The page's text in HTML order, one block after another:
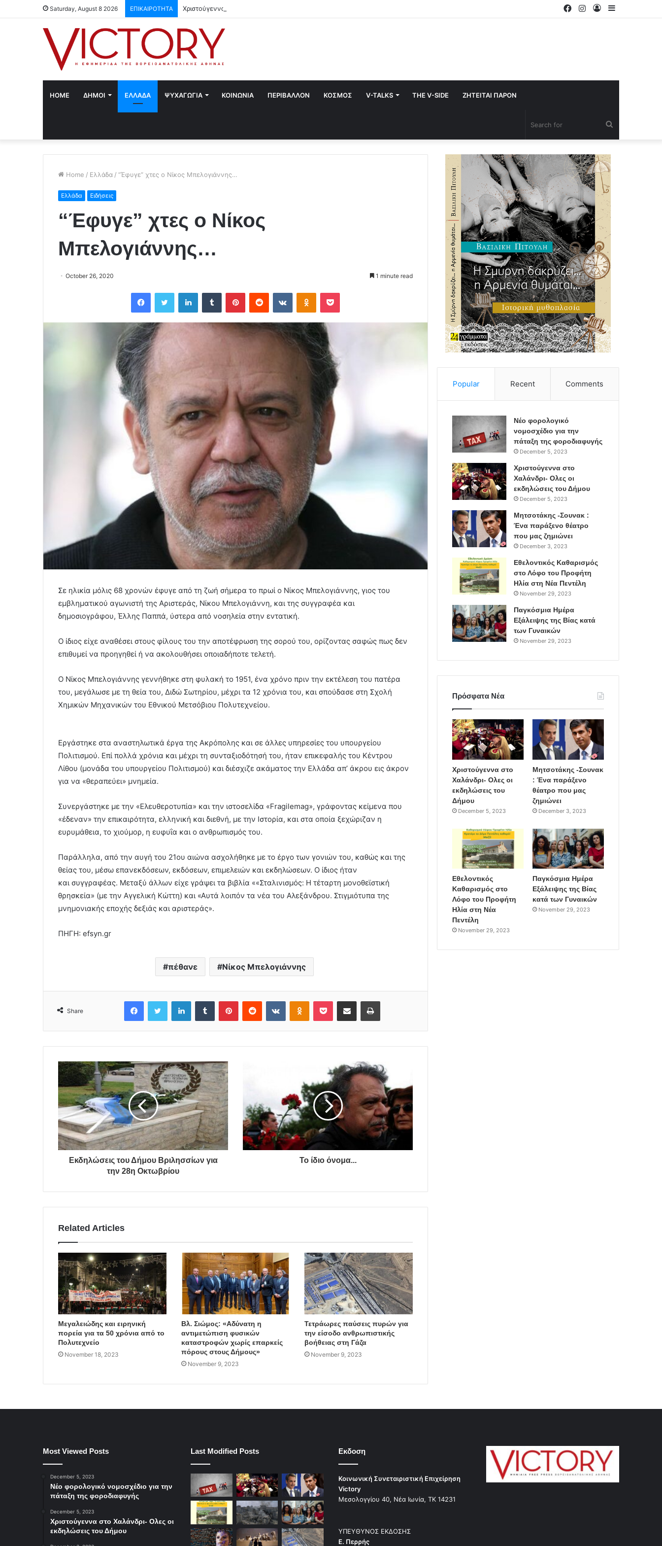
Saturday, August 8 2026 ΕΠΙΚΑΙΡΟΤΗΤΑ Χριστούγεννα στο Χαλάνδρι- Ολες οι εκδηλώσεις του Δήμου
Log
Instagram
Facebook
HOME ΔΗΜΟΙ ΕΛΛΑΔΑ ΨΥΧΑΓΩΓΙΑ ΚΟΙΝΩΝΙΑ ΠΕΡΙΒΑΛΛΟΝ ΚΟΣΜΟΣ V-TALKS THE V-SIDE ΖΗΤΕΙΤΑΙ ΠΑΡΟΝ
Home / Ελλάδα / “Έφυγε” χτες ο Νίκος Μπελογιάννης…
Ελλάδα Ειδήσεις
“Έφυγε” χτες ο Νίκος
Μπελογιάννης…
October 26, 2020 1 minute read
Σε ηλικία μόλις 68 χρονών έφυγε από τη ζωή σήμερα το πρωί ο Νίκος Μπελογιάννης, γιος του
εμβληματικού αγωνιστή της Αριστεράς, Νίκου Μπελογιάννη, και της συγγραφέα και
δημοσιογράφου, Έλλης Παππά, ύστερα από νοσηλεία στην εντατική.
Ο ίδιος είχε αναθέσει στους φίλους του την αποτέφρωση της σορού του, ορίζοντας σαφώς πως δεν
επιθυμεί να προηγηθεί ή να ακολουθήσει οποιαδήποτε τελετή.
Ο Νίκος Μπελογιάννης γεννήθηκε στη φυλακή το 1951, ένα χρόνο πριν την εκτέλεση του πατέρα
του, μεγάλωσε με τη θεία του, Διδώ Σωτηρίου, μέχρι τα 12 χρόνια του, και σπούδασε στη Σχολή
Χημικών Μηχανικών του Εθνικού Μετσόβιου Πολυτεχνείου.
Εργάστηκε στα αναστηλωτικά έργα της Ακρόπολης και σε άλλες υπηρεσίες του υπουργείου
Πολιτισμού. Επί πολλά χρόνια και μέχρι τη συνταξιοδότησή του, ήταν επικεφαλής του Κέντρου
Λίθου (μονάδα του υπουργείου Πολιτισμού) και διέσχιζε ακάματος την Ελλάδα απ’ άκρου εις άκρον
για να «θεραπεύει» μνημεία.
Συνεργάστηκε με την «Ελευθεροτυπία» και την ιστοσελίδα «Fragilemag», γράφοντας κείμενα που
«έδεναν» την επικαιρότητα, ελληνική και διεθνή, με την Ιστορία, και στα οποία ξεχώριζαν η
ευρυμάθεια, το χιούμορ, η ευφυΐα και ο ανθρωπισμός του.
Παράλληλα, από την αυγή του 21ου αιώνα ασχολήθηκε με το έργο των γονιών του, καθώς και της
θείας του, μέσω επανεκδόσεων, εκδόσεων, επιμελειών και εκδηλώσεων. Ο ίδιος ήταν
και συγγραφέας. Μεταξύ άλλων είχε γράψει τα βιβλία ««Σταλινισμός: Η τέταρτη μονοθεϊστική
θρησκεία» (με την Αγγελική Κώττη) και «Αυτά λοιπόν τα νέα του Αλεξάνδρου. Στιγμιότυπα της
μνημονιακής εποχής δεξιάς και αριστεράς».
ΠΗΓΗ: efsyn.gr
πέθανε Νίκος Μπελογιάννης
Share
Εκδηλώσεις του Δήμου Βριλησσίων για
την 28η Οκτωβρίου
Το ίδιο όνομα...
Related Articles
Μεγαλειώδης και ειρηνική
πορεία για τα 50 χρόνια από το
Πολυτεχνείο
November 18, 2023
Βλ. Σιώμος: «Αδύνατη η
αντιμετώπιση φυσικών
καταστροφών χωρίς επαρκείς
πόρους στους Δήμους»
November 9, 2023
Τετράωρες παύσεις πυρών για
την είσοδο ανθρωπιστικής
βοήθειας στη Γάζα
November 9, 2023
Popular Recent Comments
Νέο φορολογικό
νομοσχέδιο για την
πάταξη της φοροδιαφυγής
December 5, 2023
Χριστούγεννα στο
Χαλάνδρι- Ολες οι
εκδηλώσεις του Δήμου
December 5, 2023
Μητσοτάκης -Σουνακ :
Ένα παράξενο θέατρο
που μας ζημιώνει
December 3, 2023
Εθελοντικός Καθαρισμός
στο Λόφο του Προφήτη
Ηλία στη Νέα Πεντέλη
November 29, 2023
Παγκόσμια Ημέρα
Εξάλειψης της Βίας κατά
των Γυναικών
November 29, 2023
Πρόσφατα Νέα
Χριστούγεννα στο
Χαλάνδρι- Ολες οι
εκδηλώσεις του
Δήμου
December 5, 2023
Μητσοτάκης -Σουνακ
: Ένα παράξενο
θέατρο που μας
ζημιώνει
December 3, 2023
Εθελοντικός
Καθαρισμός στο
Λόφο του Προφήτη
Ηλία στη Νέα
Πεντέλη
November 29, 2023
Παγκόσμια Ημέρα
Εξάλειψης της Βίας
κατά των Γυναικών
November 29, 2023
Most Viewed Posts
December 5, 2023
Νέο φορολογικό νομοσχέδιο για την
πάταξη της φοροδιαφυγής
December 5, 2023
Χριστούγεννα στο Χαλάνδρι- Ολες οι
εκδηλώσεις του Δήμου
Last Modified Posts Εκδοση
Κοινωνική Συνεταιριστική Επιχείρηση
Victory
Μεσολογγίου 40, Νέα Ιωνία, ΤΚ 14231
ΥΠΕΥΘΥΝΟΣ ΕΚΔΟΣΗΣ
Ε. Περρής